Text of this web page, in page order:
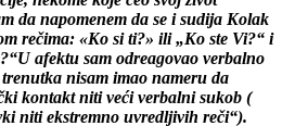
da napomenem da se i sudija Kolak
rečima: «Ko si ti?» ili „Ko ste Vi?“ i
U afektu sam odreagovao verbalno
nisam imao nameru da
kontakt niti veći verbalni sukob (
niti ekstremno uvredljivih reči“).